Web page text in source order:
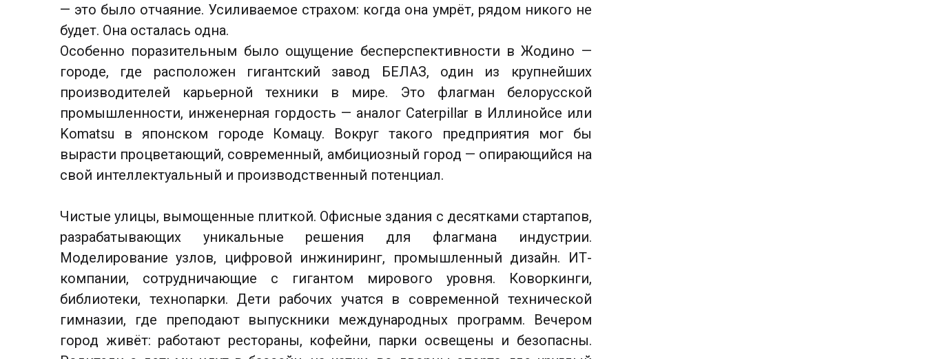
— это было отчаяние. Усиливаемое страхом: когда она умрёт, рядом никого не
будет. Она осталась одна.
Особенно поразительным было ощущение бесперспективности в Жодино —
городе, где расположен гигантский завод БЕЛАЗ, один из крупнейших
производителей карьерной техники в мире. Это флагман белорусской
промышленности, инженерная гордость — аналог Caterpillar в Иллинойсе или
Komatsu в японском городе Комацу. Вокруг такого предприятия мог бы
вырасти процветающий, современный, амбициозный город — опирающийся на
свой интеллектуальный и производственный потенциал.
Чистые улицы, вымощенные плиткой. Офисные здания с десятками стартапов,
разрабатывающих уникальные решения для флагмана индустрии.
Моделирование узлов, цифровой инжиниринг, промышленный дизайн. ИТ-
компании, сотрудничающие с гигантом мирового уровня. Коворкинги,
библиотеки, технопарки. Дети рабочих учатся в современной технической
гимназии, где преподают выпускники международных программ. Вечером
город живёт: работают рестораны, кофейни, парки освещены и безопасны.